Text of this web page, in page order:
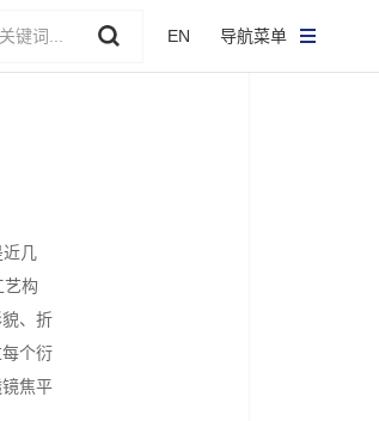
EN 导航菜单
几
艺构
、折
个衍
焦平